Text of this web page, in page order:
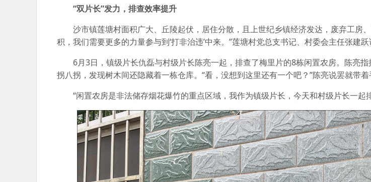
“双片长”发力，排查效率提升
沙市镇莲塘村面积广大、丘陵起伏，居住分散，且上世纪乡镇经济发达，废弃工房
积，我们需要更多的力量参与到‘打非治违’中来。”莲塘村党总支书记、村委会主任张建跃
6月3日，镇级片长仇磊与村级片长陈亮一起，排查了梅里片的8栋闲置农房。陈亮
拐八拐，发现树木间还隐藏着一栋仓库。“看，没想到这里还有一个吧？”陈亮说罢就带着
“闲置农房是非法储存烟花爆竹的重点区域，我作为镇级片长，今天和村级片长一起